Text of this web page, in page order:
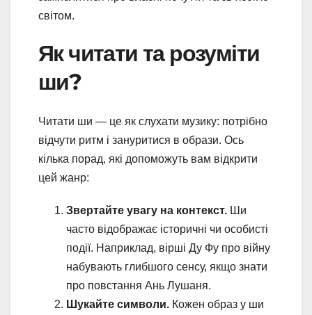
світом.
Як читати та розуміти
ши?
Читати ши — це як слухати музику: потрібно
відчути ритм і зануритися в образи. Ось
кілька порад, які допоможуть вам відкрити
цей жанр:
Звертайте увагу на контекст. Ши
часто відображає історичні чи особисті
події. Наприклад, вірші Ду Фу про війну
набувають глибшого сенсу, якщо знати
про повстання Ань Лушаня.
Шукайте символи. Кожен образ у ши